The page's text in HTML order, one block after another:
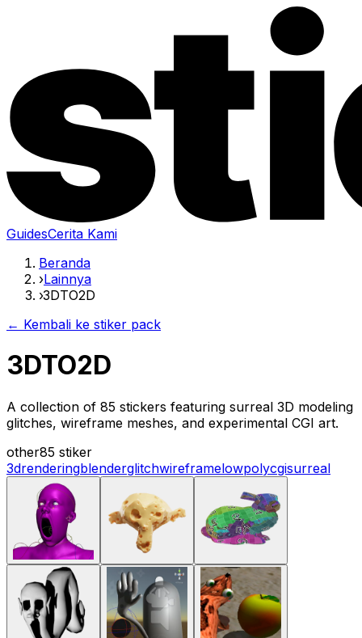
GuidesCerita Kami
Beranda
›Lainnya
›3DTO2D
← Kembali ke stiker pack
3DTO2D
A collection of 85 stickers featuring surreal 3D modeling
glitches, wireframe meshes, and experimental CGI art.
other85 stiker
3drenderingblenderglitchwireframelowpolycgisurreal